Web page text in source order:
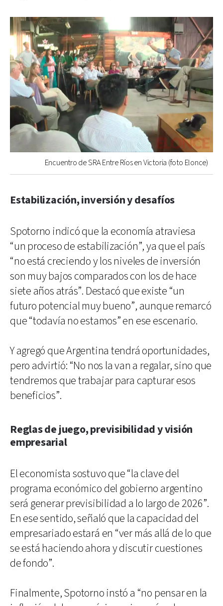
Encuentro de SRA Entre Ríos en Victoria (foto Elonce)
Estabilización, inversión y desafíos
Spotorno indicó que la economía atraviesa
“un proceso de estabilización”, ya que el país
“no está creciendo y los niveles de inversión
son muy bajos comparados con los de hace
siete años atrás”. Destacó que existe “un
futuro potencial muy bueno”, aunque remarcó
que “todavía no estamos” en ese escenario.
Y agregó que Argentina tendrá oportunidades,
pero advirtió: “No nos la van a regalar, sino que
tendremos que trabajar para capturar esos
beneficios”.
Reglas de juego, previsibilidad y visión
empresarial
El economista sostuvo que “la clave del
programa económico del gobierno argentino
será generar previsibilidad a lo largo de 2026”.
En ese sentido, señaló que la capacidad del
empresariado estará en “ver más allá de lo que
se está haciendo ahora y discutir cuestiones
de fondo”.
Finalmente, Spotorno instó a “no pensar en la